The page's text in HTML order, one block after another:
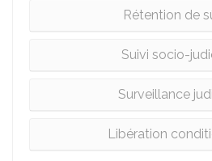
Rétention de
Suivi socio-
Surveillance
Libération